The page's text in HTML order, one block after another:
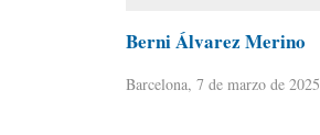
Berni Álvarez Merino
Barcelona, 7 de marzo de 2025